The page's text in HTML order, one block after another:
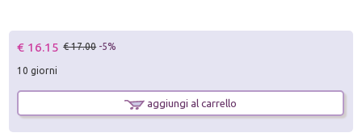
€ 16.15 € 17.00 -5%
10 giorni
aggiungi al carrello